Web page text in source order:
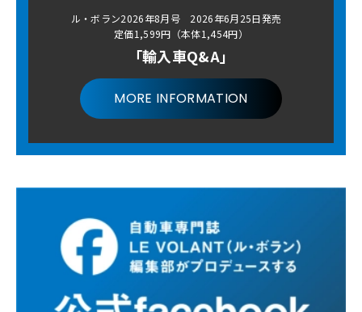
ル・ボラン2026年8月号 2026年6月25日発売
定価1,599円（本体1,454円）
「輸入車Q&A」
MORE INFORMATION